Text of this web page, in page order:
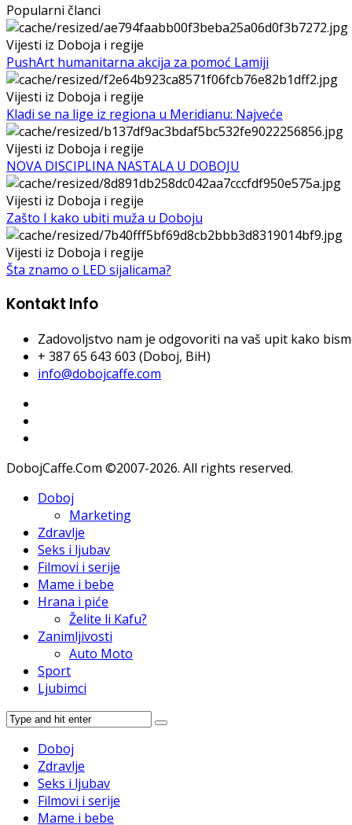
Popularni članci
Vijesti iz Doboja i regije
PushArt humanitarna akcija za pomoć Lamiji
Vijesti iz Doboja i regije
Kladi se na lige iz regiona u Meridianu: Najveće
Vijesti iz Doboja i regije
NOVA DISCIPLINA NASTALA U DOBOJU
Vijesti iz Doboja i regije
Zašto I kako ubiti muža u Doboju
Vijesti iz Doboja i regije
Šta znamo o LED sijalicama?
Kontakt Info
Zadovoljstvo nam je odgovoriti na vaš upit kako
+ 387 65 643 603 (Doboj, BiH)
info@dobojcaffe.com
DobojCaffe.Com ©2007-2026. All rights reserved.
Doboj
Marketing
Zdravlje
Seks i ljubav
Filmovi i serije
Mame i bebe
Hrana i piće
Želite li Kafu?
Zanimljivosti
Auto Moto
Sport
Ljubimci
Doboj
Zdravlje
Seks i ljubav
Filmovi i serije
Mame i bebe